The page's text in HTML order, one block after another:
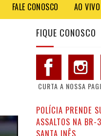
FALE CONOSCO AO VIVO
FIQUE CONOSCO
CURTA A NOSSA
POLÍCIA PRENDE
ASSALTOS NA BR-
SANTA INÊS